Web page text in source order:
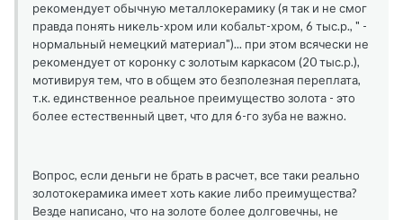
рекомендует обычную металлокерамику (я так и не смог
правда понять никель-хром или кобальт-хром, 6 тыс.р., " -
нормальный немецкий материал")... при этом всячески не
рекомендует от коронку с золотым каркасом (20 тыс.р.),
мотивируя тем, что в общем это безполезная переплата,
т.к. единственное реальное преимущество золота - это
более естественный цвет, что для 6-го зуба не важно.
Вопрос, если деньги не брать в расчет, все таки реально
золотокерамика имеет хоть какие либо преимущества?
Везде написано, что на золоте более долговечны, не